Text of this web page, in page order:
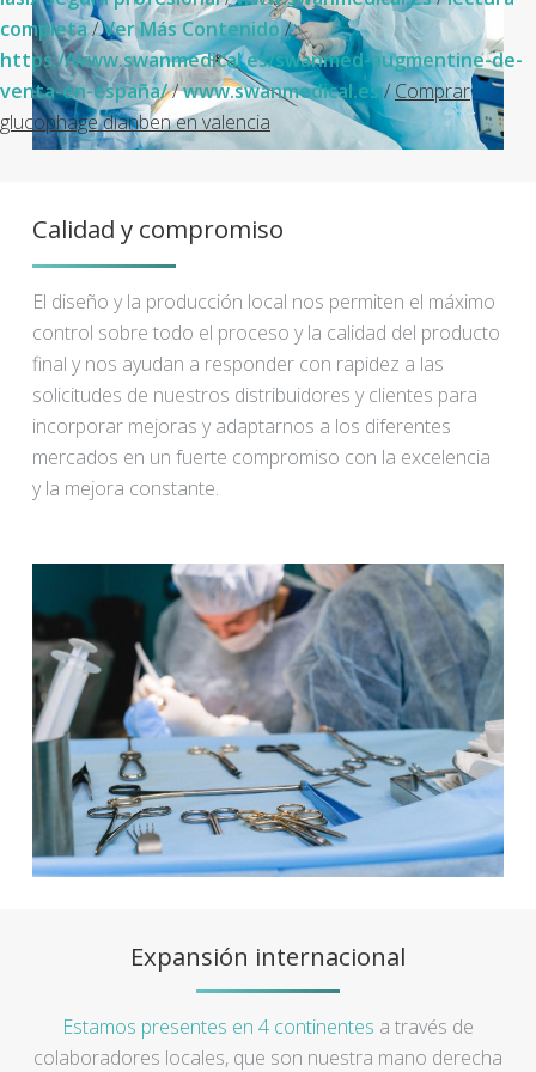
completa/Ver Más Contenido/
https://www.swanmedical.es/swanmed-augmentine-de-
venta-en-españa//www.swanmedical.es/Comprar
glucophage dianben en valencia
Calidad y compromiso
El diseño y la producción local nos permiten el máximo
control sobre todo el proceso y la calidad del producto
final y nos ayudan a responder con rapidez a las
solicitudes de nuestros distribuidores y clientes para
incorporar mejoras y adaptarnos a los diferentes
mercados en un fuerte compromiso con la excelencia
y la mejora constante.
Expansión internacional
Estamos presentes en 4 continentes a través de
colaboradores locales, que son nuestra mano derecha